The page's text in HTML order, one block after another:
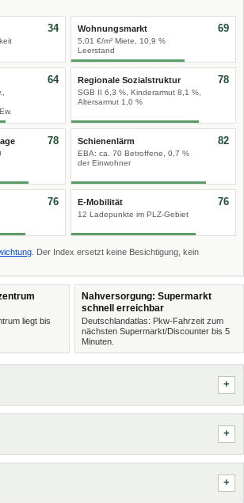
34 Wohnungsmarkt
5,01 €/m² Miete, 10,9 %
Leerstand
69
64 Regionale Sozialstruktur
SGB II 6,3 %, Kinderarmut 8,1 %,
Altersarmut 1,0 %
78
78 Schienenlärm
EBA: ca. 70 Betroffene, 0,7 %
der Einwohner
82
76 E-Mobilität
12 Ladepunkte im PLZ-Gebiet
76
. Der Index ersetzt keine Besichtigung, kein
liegt bis
Nahversorgung: Supermarkt
schnell erreichbar
Deutschlandatlas: Pkw-Fahrzeit zum
nächsten Supermarkt/Discounter bis 5
Minuten.